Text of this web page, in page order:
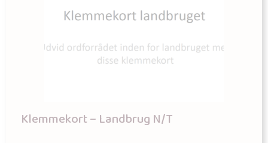
Klemmekort – Landbrug N/T